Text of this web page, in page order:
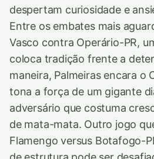
despertam curiosidade e
Entre os embates mais
Vasco contra Operário-PR,
coloca tradição frente a
maneira, Palmeiras encara o
tona a força de um gigante
adversário que costuma
de mata-mata. Outro jogo
Flamengo versus Botafogo-